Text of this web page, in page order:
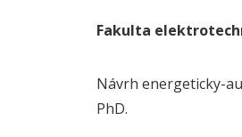
Fakulta
Návrh energeticky-
PhD.